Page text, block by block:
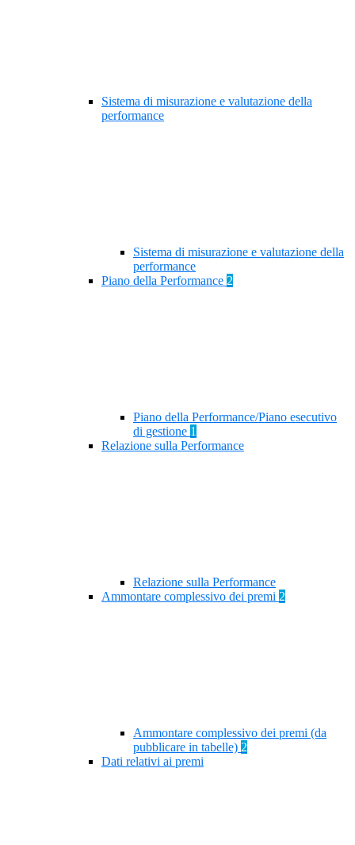
Sistema di misurazione e valutazione della
performance
Sistema di misurazione e valutazione della
performance
Piano della Performance 2
Piano della Performance/Piano esecutivo
di gestione 1
Relazione sulla Performance
Relazione sulla Performance
Ammontare complessivo dei premi 2
Ammontare complessivo dei premi (da
pubblicare in tabelle) 2
Dati relativi ai premi